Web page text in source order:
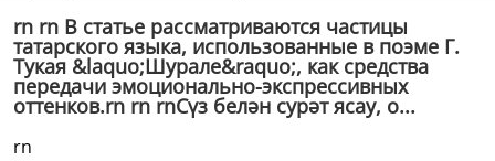
rn rn В статье рассматриваются частицы
татарского языка, использованные в поэме Г.
Тукая &laquo;Шурале&raquo;, как средства
передачи эмоционально-экспрессивных
оттенков.rn rn rnСүз белән сурәт ясау, о...
rn